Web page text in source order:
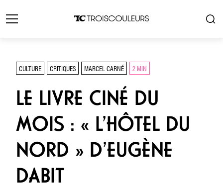
CULTURE CRITIQUES MARCEL CARNÉ 2 MIN
LE LIVRE CINÉ DU
MOIS : « L’HÔTEL DU
NORD » D’EUGÈNE
DABIT